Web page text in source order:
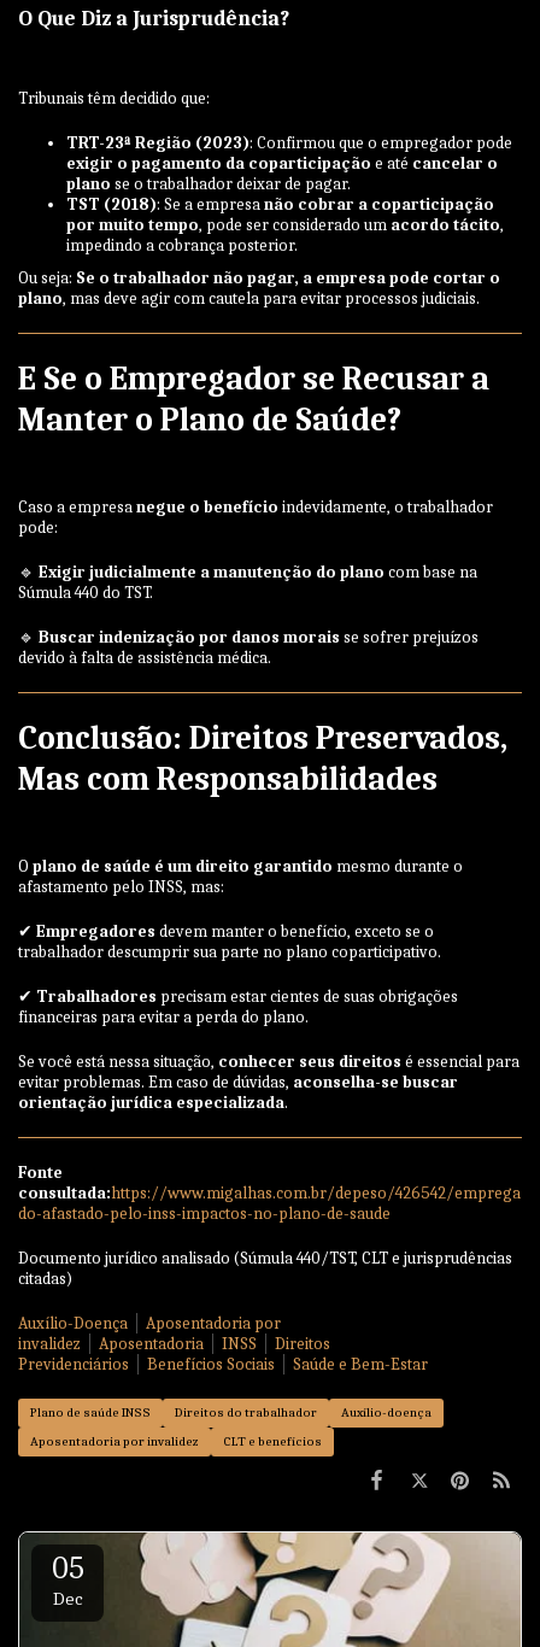
O Que Diz a Jurisprudência?
Tribunais têm decidido que:
TRT-23ª Região (2023): Confirmou que o empregador pode
exigir o pagamento da coparticipação e até cancelar o
plano se o trabalhador deixar de pagar.
TST (2018): Se a empresanão cobrar a coparticipação
por muito tempo, pode ser considerado um acordo tácito,
impedindo a cobrança posterior.
Ou seja: Se o trabalhador não pagar, a empresa pode cortar o
plano, mas deve agir com cautela para evitar processos judiciais.
E Se o Empregador se Recusar a
Manter o Plano de Saúde?
Caso a empresanegue o benefício indevidamente, o trabalhador
pode:
🔹 Exigir judicialmente a manutenção do plano com base na
Súmula 440 do TST.
🔹 Buscar indenização por danos morais se sofrer prejuízos
devido à falta de assistência médica.
Conclusão: Direitos Preservados,
Mas com Responsabilidades
O plano de saúde é um direito garantido mesmo durante o
afastamento pelo INSS, mas:
✔ Empregadores devem manter o benefício, exceto se o
trabalhador descumprir sua parte no plano coparticipativo.
✔ Trabalhadores precisam estar cientes de suas obrigações
financeiras para evitar a perda do plano.
Se você está nessa situação, conhecer seus direitos é essencial para
evitar problemas. Em caso de dúvidas, aconselha-se buscar
orientação jurídica especializada.
Fonte
consultada:https://www.migalhas.com.br/depeso/426542/emprega
do-afastado-pelo-inss-impactos-no-plano-de-saude
Documento jurídico analisado (Súmula 440/TST, CLT e jurisprudências
citadas)
Auxílio-Doença
Aposentadoria por
invalidez
Aposentadoria INSS
Direitos
Previdenciários
Benefícios Sociais Saúde e Bem-Estar
Plano de saúde INSS Direitos do trabalhador
Auxílio-doença
Aposentadoria por invalidez
CLT e benefícios
05
Dec